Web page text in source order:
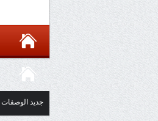
جديد الوصفات